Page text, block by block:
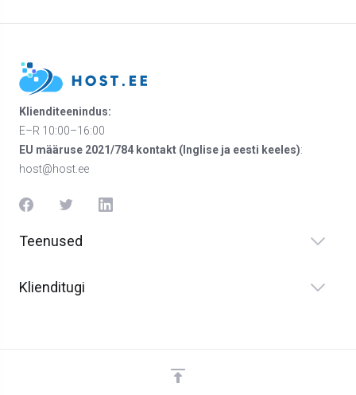
Klienditeenindus:
E–R 10:00–16:00
EU määruse 2021/784 kontakt (Inglise ja eesti keeles):
host@host.ee
Teenused
Klienditugi